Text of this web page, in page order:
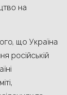
на
що Україна
російській